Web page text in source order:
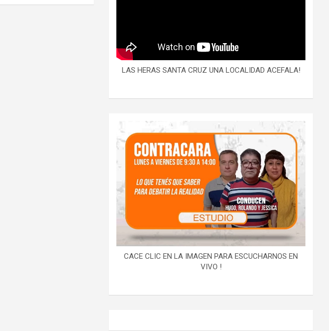
LAS HERAS SANTA CRUZ UNA LOCALIDAD ACEFALA!
CACE CLIC EN LA IMAGEN PARA ESCUCHARNOS EN
VIVO !